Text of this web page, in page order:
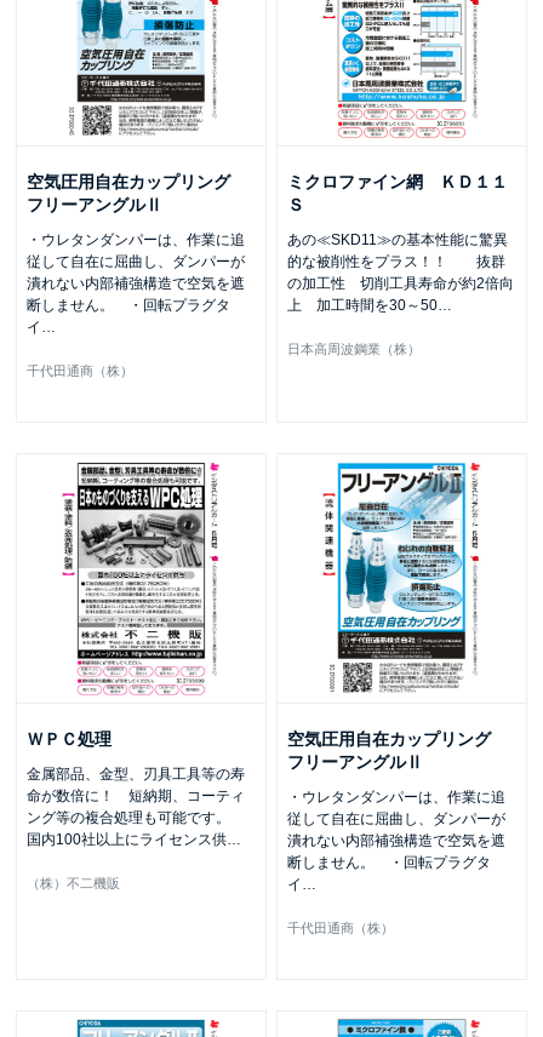
空気圧用自在カップリング
フリーアングルⅡ
・ウレタンダンパーは、作業に追
従して自在に屈曲し、ダンパーが
潰れない内部補強構造で空気を遮
断しません。 ・回転プラグタ
イ …
千代田通商（株）
ミクロファイン網 ＫＤ１１
Ｓ
あの≪SKD11≫の基本性能に驚異
的な被削性をプラス！！ 抜群
の加工性 切削工具寿命が約2倍向
上 加工時間を30～50…
日本高周波鋼業（株）
ＷＰＣ処理
金属部品、金型、刃具工具等の寿
命が数倍に！ 短納期、コーティ
ング等の複合処理も可能です。
国内100社以上にライセンス供
（株）不二機販
空気圧用自在カップリング
フリーアングルⅡ
・ウレタンダンパーは、作業に追
従して自在に屈曲し、ダンパーが
潰れない内部補強構造で空気を遮
断しません。 ・回転プラグタ
イ
千代田通商（株）